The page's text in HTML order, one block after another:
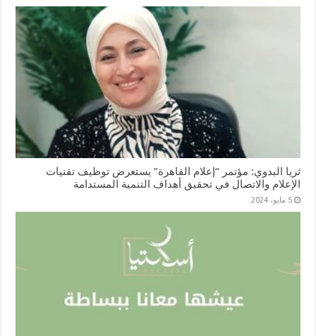
ثريا البدوي: مؤتمر “إعلام القاهرة” يستعرض توظيف تقنيات
الإعلام والاتصال في تحقيق أهداف التنمية المستدامة
5 مايو، 2024